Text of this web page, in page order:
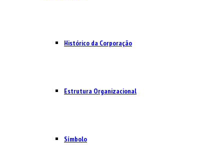
Histórico da Corporação
Estrutura Organizacional
Símbolo